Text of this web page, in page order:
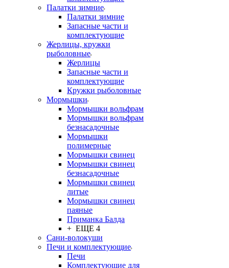
Палатки зимние
Палатки зимние
Запасные части и
комплектующие
Жерлицы, кружки
рыболовные
Жерлицы
Запасные части и
комплектующие
Кружки рыболовные
Мормышки
Мормышки вольфрам
Мормышки вольфрам
безнасадочные
Мормышки
полимерные
Мормышки свинец
Мормышки свинец
безнасадочные
Мормышки свинец
литые
Мормышки свинец
паяные
Приманка Балда
+ ЕЩЕ 4
Сани-волокуши
Печи и комплектующие
Печи
Комплектующие для